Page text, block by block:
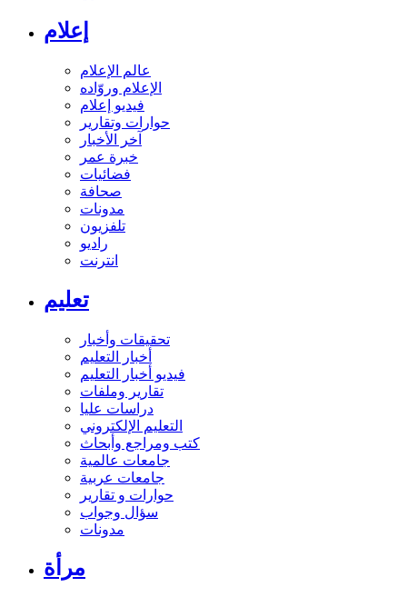
إعلام
عالم الإعلام
الإعلام وروّاده
فيديو إعلام
حوارات وتقارير
آخر الأخبار
خبرة عمر
فضائيات
صحافة
مدونات
تلفزيون
راديو
انترنت
تعليم
تحقيقات وأخبار
أخبار التعليم
فيديو أخبار التعليم
تقارير وملفات
دراسات عليا
التعليم الإلكتروني
كتب ومراجع وأبحاث
جامعات عالمية
جامعات عربية
حوارات و تقارير
سؤال وجواب
مدونات
مرأة